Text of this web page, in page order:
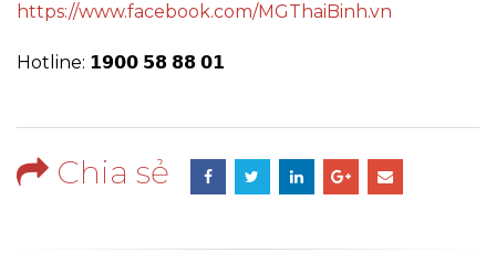
https://www.facebook.com/MGThaiBinh.vn
Hotline: 𝟭𝟵𝟬𝟬 𝟱𝟴 𝟴𝟴 𝟬𝟭
Chia sẻ